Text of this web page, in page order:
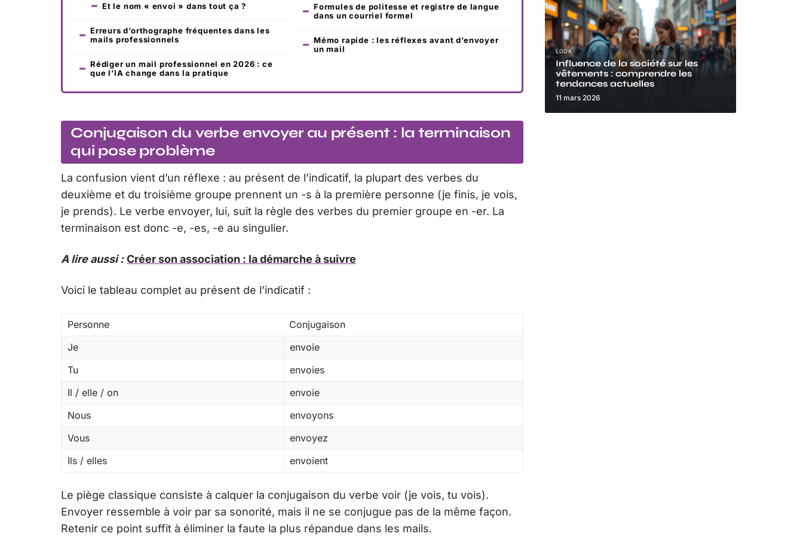
Et le nom « envoi » dans tout ça ?
Erreurs d’orthographe fréquentes dans les
mails professionnels
Rédiger un mail professionnel en 2026 : ce
que l’IA change dans la pratique
Formules de politesse et registre de langue
dans un courriel formel
Mémo rapide : les réflexes avant d’envoyer
un mail
Conjugaison du verbe envoyer au présent : la terminaison
qui pose problème
La confusion vient d’un réflexe : au présent de l’indicatif, la plupart des verbes du
deuxième et du troisième groupe prennent un -s à la première personne (je finis, je vois,
je prends). Le verbe envoyer, lui, suit la règle des verbes du premier groupe en -er. La
terminaison est donc -e, -es, -e au singulier.
A lire aussi : Créer son association : la démarche à suivre
Voici le tableau complet au présent de l’indicatif :
Personne
Conjugaison
Je
envoie
Tu
envoies
Il / elle / on
envoie
Nous
envoyons
Vous
envoyez
Ils / elles
envoient
Le piège classique consiste à calquer la conjugaison du verbe voir (je vois, tu vois).
Envoyer ressemble à voir par sa sonorité, mais il ne se conjugue pas de la même façon.
Retenir ce point suffit à éliminer la faute la plus répandue dans les mails.
LOOK
Influence de la société sur les
vêtements : comprendre les
tendances actuelles
11 mars 2026